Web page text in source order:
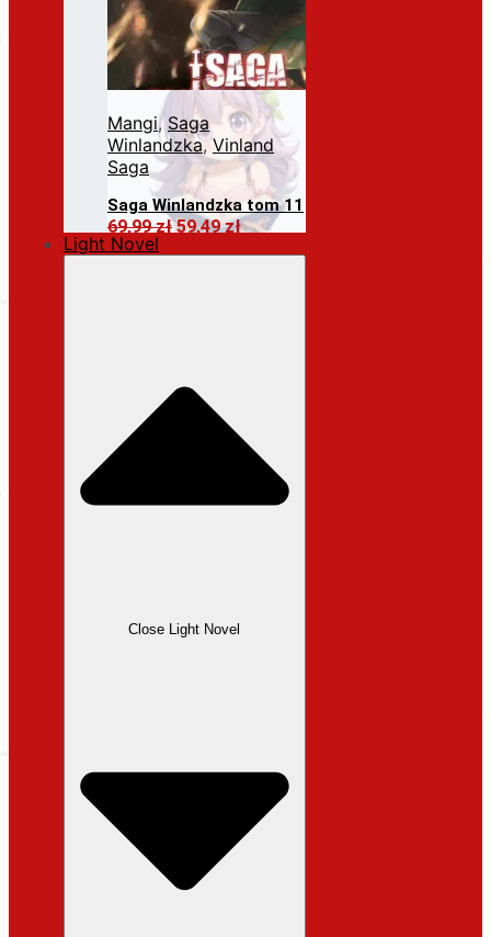
Mangi, Saga
Winlandzka, Vinland
Saga
Saga Winlandzka tom 11
69,99złPierwotna
59,49złAktualna
Dodaj do koszyka
Light Novel
Close Light Novel